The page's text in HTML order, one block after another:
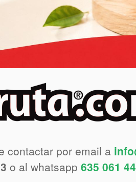
contactar por email a
o al whatsapp 635 061